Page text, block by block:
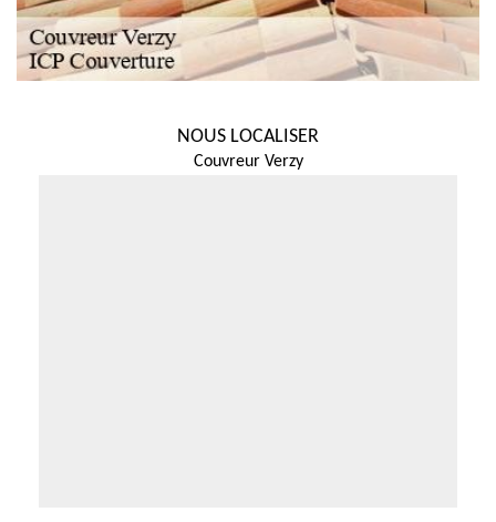
NOUS LOCALISER
Couvreur Verzy